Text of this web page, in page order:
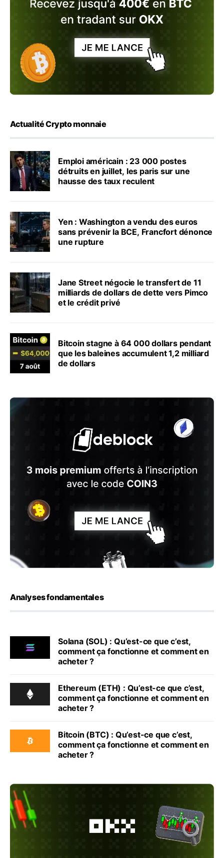
Actualité Crypto monnaie
Emploi américain : 23 000 postes
détruits en juillet, les paris sur une
hausse des taux reculent
Yen : Washington a vendu des euros
sans prévenir la BCE, Francfort dénonce
une rupture
Jane Street négocie le transfert de 11
milliards de dollars de dette vers Pimco
et le crédit privé
Bitcoin stagne à 64 000 dollars pendant
que les baleines accumulent 1,2 milliard
de dollars
Analyses fondamentales
Solana (SOL) : Qu’est-ce que c’est,
comment ça fonctionne et comment en
acheter ?
Ethereum (ETH) : Qu’est-ce que c’est,
comment ça fonctionne et comment en
acheter ?
Bitcoin (BTC) : Qu’est-ce que c’est,
comment ça fonctionne et comment en
acheter ?